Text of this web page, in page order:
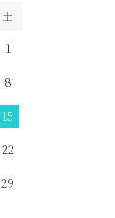
土
1
8
15
22
29